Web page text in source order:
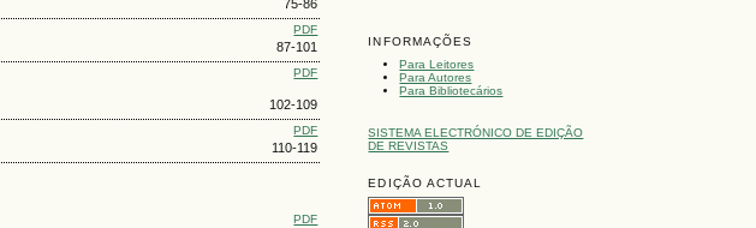
INFORMAÇÕES
Para Leitores
Para Autores
Para Bibliotecários
SISTEMA ELECTRÓNICO DE EDIÇÃO
DE REVISTAS
EDIÇÃO ACTUAL
75-86
PDF
87-101
PDF
102-109
PDF
110-119
PDF